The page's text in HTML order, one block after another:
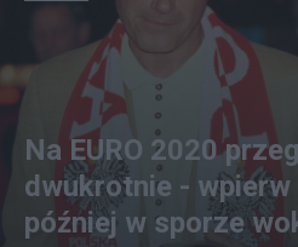
Na EURO 2020
dwukrotnie - wpierw
później w sporze